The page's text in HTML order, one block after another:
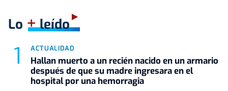
Lo +leído
ACTUALIDAD
Hallan muerto a un recién nacido en un armario
después de que su madre ingresara en el
hospital por una hemorragia